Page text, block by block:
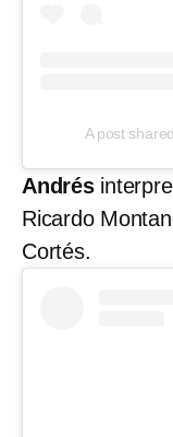
A post
Andrés
Ricardo
Cortés.